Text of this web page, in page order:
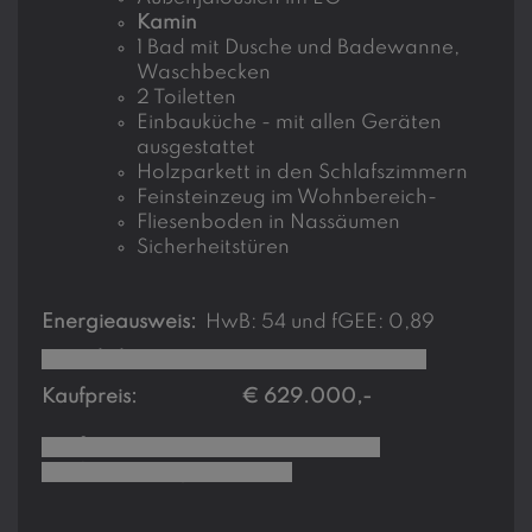
Kamin
1 Bad mit Dusche und Badewanne,
Waschbecken
2 Toiletten
Einbauküche - mit allen Geräten
ausgestattet
Holzparkett in den Schlafszimmern
Feinsteinzeug im Wohnbereich-
Fliesenboden in Nassäumen
Sicherheitstüren
Energieausweis:
HwB: 54 und fGEE: 0,89
Kaufpreis: € 629.000,-